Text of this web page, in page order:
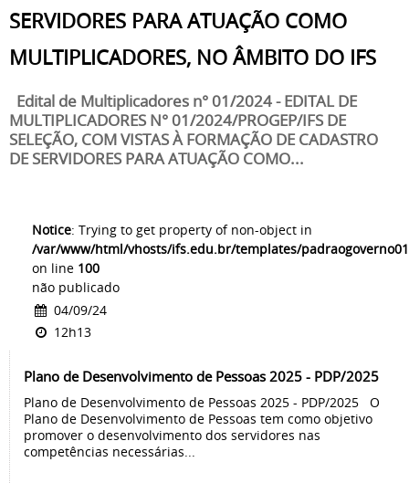
SERVIDORES PARA ATUAÇÃO COMO
MULTIPLICADORES, NO ÂMBITO DO IFS
Edital de Multiplicadores n° 01/2024 - EDITAL DE
MULTIPLICADORES N° 01/2024/PROGEP/IFS DE
SELEÇÃO, COM VISTAS À FORMAÇÃO DE CADASTRO
DE SERVIDORES PARA ATUAÇÃO COMO...
Notice: Trying to get property of non-object in
/var/www/html/vhosts/ifs.edu.br/templates/
on line 100
não publicado
04/09/24
12h13
Plano de Desenvolvimento de Pessoas 2025 - PDP/2025
Plano de Desenvolvimento de Pessoas 2025 - PDP/2025 O
Plano de Desenvolvimento de Pessoas tem como objetivo
promover o desenvolvimento dos servidores nas
competências necessárias...